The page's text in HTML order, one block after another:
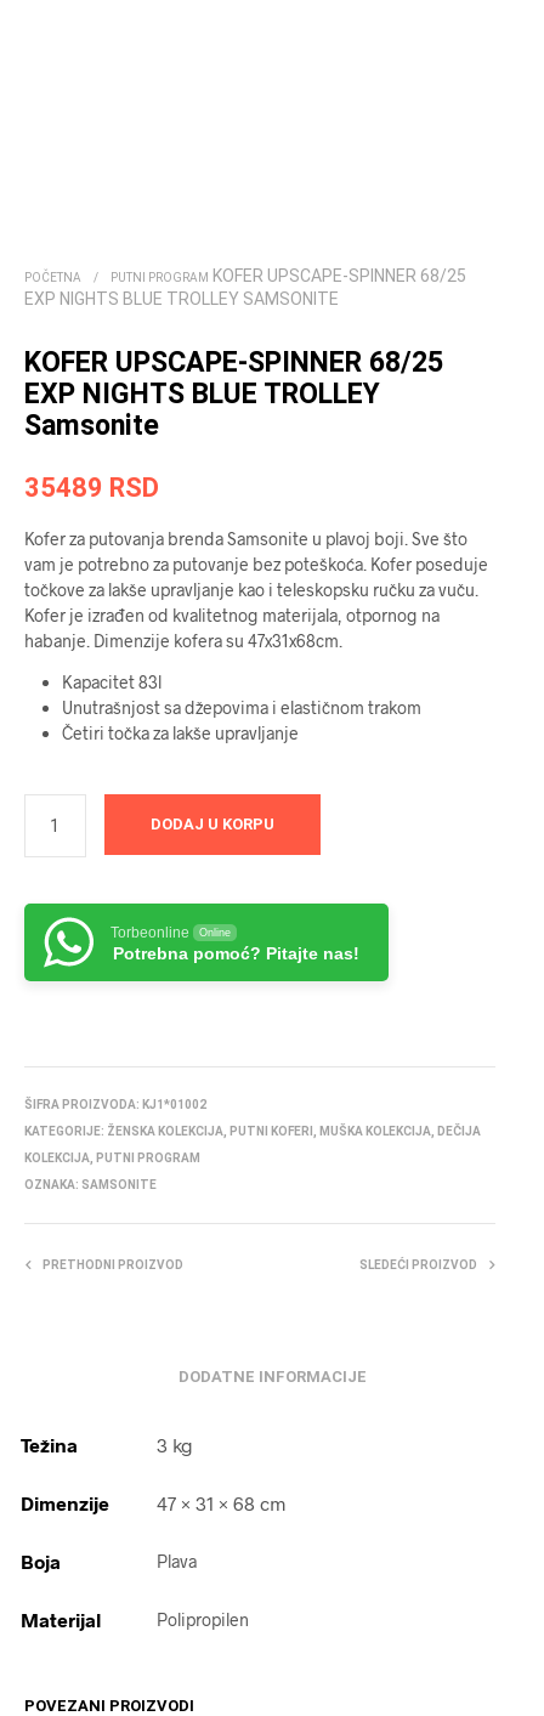
POČETNA / PUTNI PROGRAM
KOFER UPSCAPE-SPINNER 68/25
EXP NIGHTS BLUE TROLLEY SAMSONITE
KOFER UPSCAPE-SPINNER 68/25
EXP NIGHTS BLUE TROLLEY
Samsonite
35489 RSD
Kofer za putovanja brenda Samsonite u plavoj boji. Sve što
vam je potrebno za putovanje bez poteškoća. Kofer poseduje
točkove za lakše upravljanje kao i teleskopsku ručku za vuču.
Kofer je izrađen od kvalitetnog materijala, otpornog na
habanje. Dimenzije kofera su 47x31x68cm.
Kapacitet 83l
Unutrašnjost sa džepovima i elastičnom trakom
Četiri točka za lakše upravljanje
DODAJ U KORPU
Torbeonline Online
Potrebna pomoć? Pitajte nas!
ŠIFRA PROIZVODA: KJ1*01002
KATEGORIJE: ŽENSKA KOLEKCIJA PUTNI KOFERI MUŠKA KOLEKCIJA
DEČIJA
KOLEKCIJA
PUTNI PROGRAM
OZNAKA: SAMSONITE
PRETHODNI PROIZVOD SLEDEĆI PROIZVOD
DODATNE INFORMACIJE
Težina 3 kg
Dimenzije 47 × 31 × 68 cm
Boja Plava
Materijal Polipropilen
POVEZANI PROIZVODI